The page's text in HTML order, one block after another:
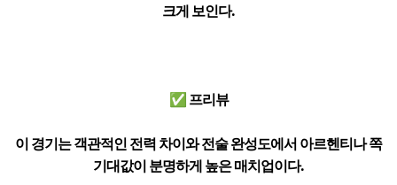
크게 보인다.
✅ 프리뷰
이 경기는 객관적인 전력 차이와 전술 완성도에서 아르헨티나 쪽
기대값이 분명하게 높은 매치업이다.